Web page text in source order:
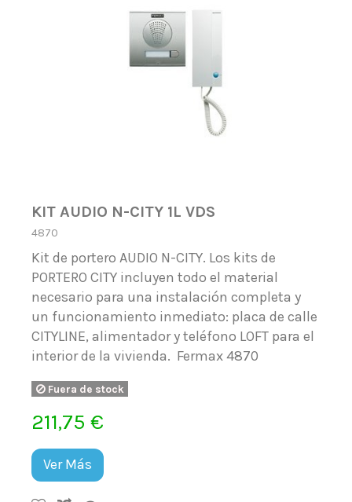
KIT AUDIO N-CITY 1L VDS
4870
Kit de portero AUDIO N-CITY. Los kits de
PORTERO CITY incluyen todo el material
necesario para una instalación completa y
un funcionamiento inmediato: placa de calle
CITYLINE, alimentador y teléfono LOFT para el
interior de la vivienda. Fermax 4870
Fuera de stock
211,75 €
Ver Más